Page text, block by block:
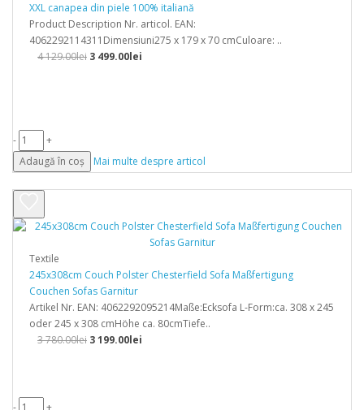
XXL canapea din piele 100% italiană
Product Description Nr. articol. EAN:
4062292114311Dimensiuni275 x 179 x 70 cmCuloare: ..
4 129.00lei 3 499.00lei
-
+
Adaugă în coș
Mai multe despre articol
Textile
245x308cm Couch Polster Chesterfield Sofa Maßfertigung
Couchen Sofas Garnitur
Artikel Nr. EAN: 4062292095214Maße:Ecksofa L-Form:ca. 308 x 245
oder 245 x 308 cmHöhe ca. 80cmTiefe..
3 780.00lei 3 199.00lei